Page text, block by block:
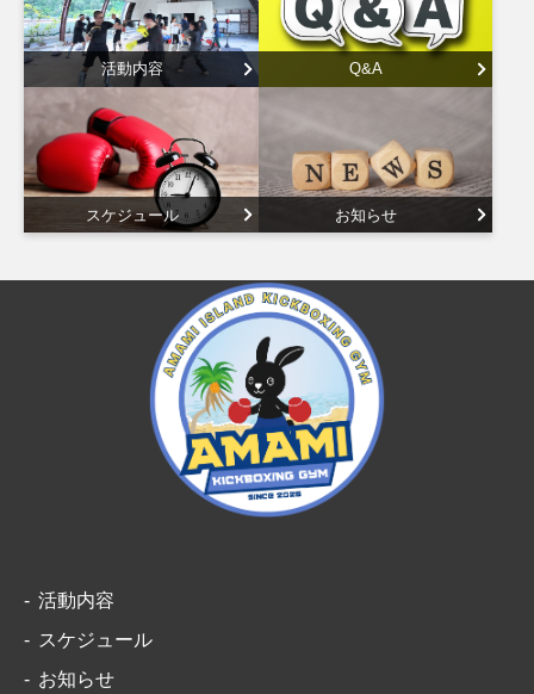
活動内容 Q&A
スケジュール お知らせ
活動内容
スケジュール
お知らせ